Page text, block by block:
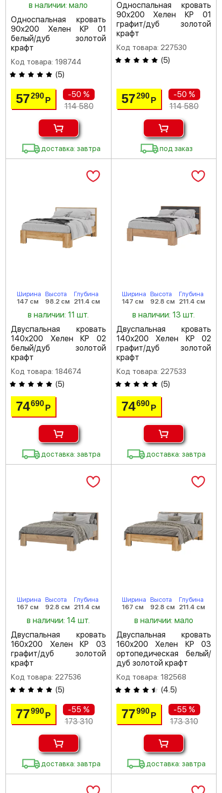
в наличии: мало
Односпальная кровать
90х200 Хелен КР 01
белый/дуб золотой
крафт
Код товара: 198744
(5)
57290Р
-50 %
114 580
доставка: завтра
Односпальная кровать
90х200 Хелен КР 01
графит/дуб золотой
крафт
Код товара: 227530
(5)
57290 Р
-50 %
114 580
под заказ
Ширина
147 см
Высота
98.2 см
Глубина
211.4 см
в наличии: 11 шт.
Двуспальная кровать
140х200 Хелен КР 02
белый/дуб золотой
крафт
Код товара: 184674
(5)
74690Р
доставка: завтра
Ширина
147 см
Высота
92.8 см
Глубина
211.4 см
в наличии: 13 шт.
Двуспальная кровать
140х200 Хелен КР 02
графит/дуб золотой
крафт
Код товара: 227533
(5)
74690 Р
доставка: завтра
Ширина
167 см
Высота
92.8 см
Глубина
211.4 см
в наличии: 14 шт.
Двуспальная кровать
160х200 Хелен КР 03
графит/дуб золотой
крафт
Код товара: 227536
(5)
77990Р
-55 %
173 310
доставка: завтра
Ширина
167 см
Высота
92.8 см
Глубина
211.4 см
в наличии: мало
Двуспальная кровать
160х200 Хелен КР 03
ортопедическая белый/
дуб золотой крафт
Код товара: 182568
(4.5)
77990 Р
-55 %
173 310
доставка: завтра